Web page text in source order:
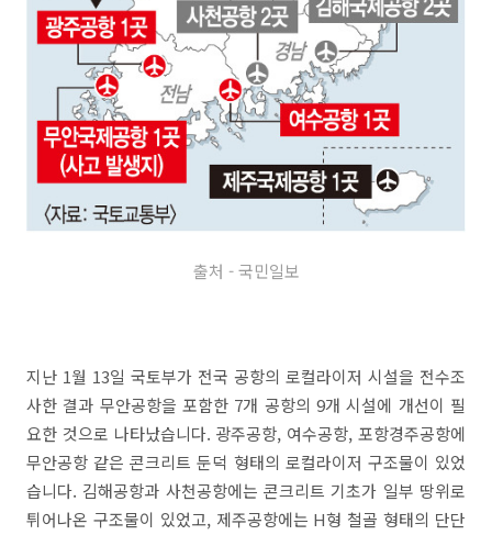
출처 - 국민일보
지난 1월 13일 국토부가 전국 공항의 로컬라이저 시설을 전수조
사한 결과 무안공항을 포함한 7개 공항의 9개 시설에 개선이 필
요한 것으로 나타났습니다. 광주공항, 여수공항, 포항경주공항에
무안공항 같은 콘크리트 둔덕 형태의 로컬라이저 구조물이 있었
습니다. 김해공항과 사천공항에는 콘크리트 기초가 일부 땅위로
튀어나온 구조물이 있었고, 제주공항에는 H형 철골 형태의 단단